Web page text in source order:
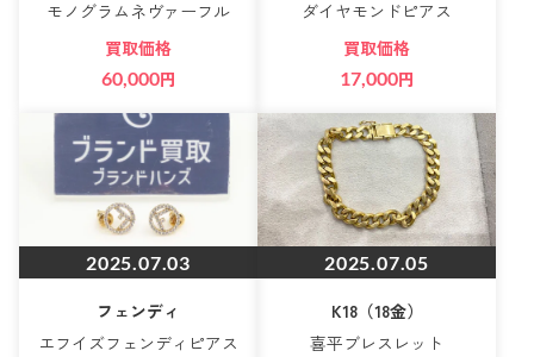
モノグラムネヴァーフル
買取価格
60,000円
ダイヤモンドピアス
買取価格
17,000円
2025.07.03
フェンディ
エフイズフェンディピアス
2025.07.05
K18（18金）
喜平ブレスレット